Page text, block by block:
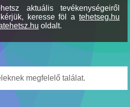
aktuális tevékenységeiről
keresse föl a tehetseg.hu
oldalt.
megfelelő találat.